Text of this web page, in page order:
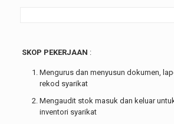
SKOP PEKERJAAN :
Mengurus dan menyusun dokumen,
rekod syarikat
Mengaudit stok masuk dan keluar
inventori syarikat